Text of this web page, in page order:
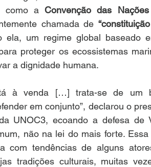
como a Convenção das
chamada de
ela, um regime global baseado
proteger os ecossistemas
a dignidade humana.
à venda […] trata-se de um
em conjunto”, declarou o
UNOC3, ecoando a defesa de
não na lei do mais forte.
com tendências de alguns
tradições culturais, muitas